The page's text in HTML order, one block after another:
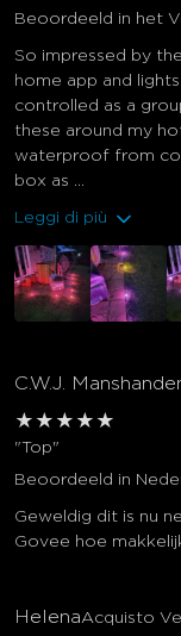
Beoordeeld in het
So impressed by
home app and
controlled as a
these around my
waterproof from
box as ...
Leggi di più
C.W.J.
★ ★ ★ ★ ★
"Top"
Beoordeeld in
Geweldig dit is nu
Govee hoe
HelenaAcquisto